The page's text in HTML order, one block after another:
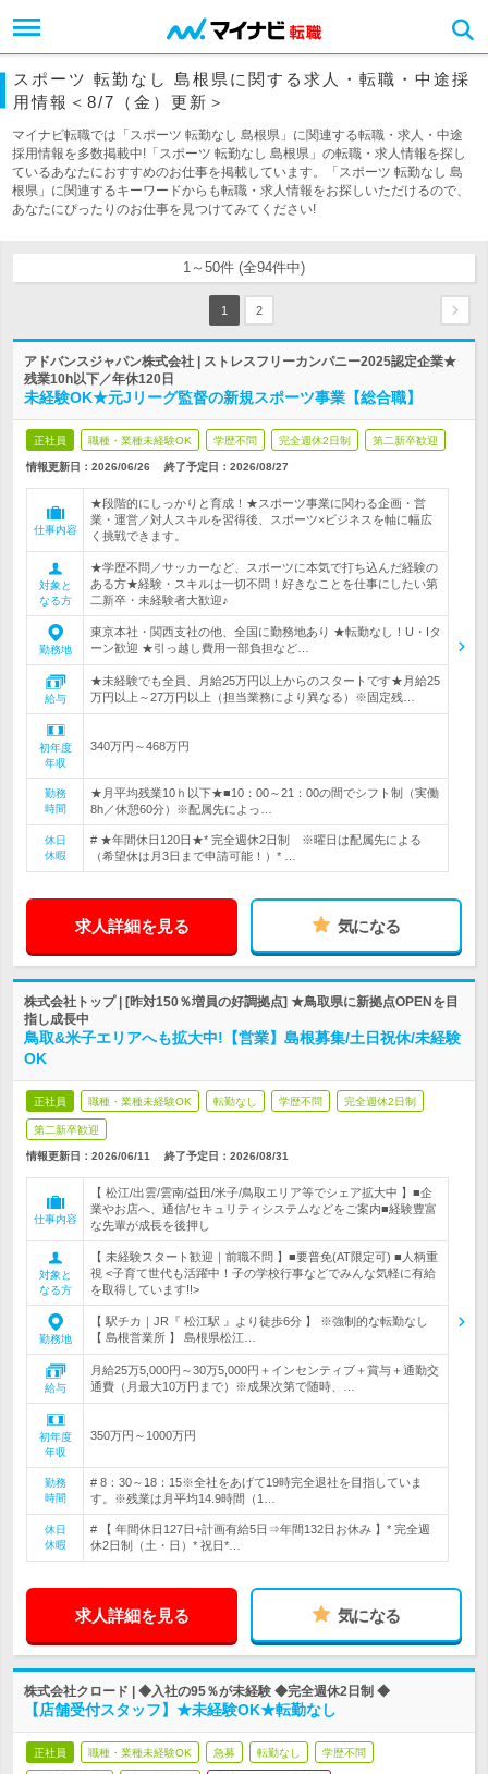
スポーツ 転勤なし 島根県に関する求人・転職・中途採
用情報＜8/7（金）更新＞
マイナビ転職では「スポーツ 転勤なし 島根県」に関連する転職・求人・中途
採用情報を多数掲載中!「スポーツ 転勤なし 島根県」の転職・求人情報を探し
ているあなたにおすすめのお仕事を掲載しています。「スポーツ 転勤なし 島
根県」に関連するキーワードからも転職・求人情報をお探しいただけるので、
あなたにぴったりのお仕事を見つけてみてください!
1～50件 (全94件中)
1 2
アドバンスジャパン株式会社 | ストレスフリーカンパニー2025認定企業★
残業10h以下／年休120日
未経験OK★元Jリーグ監督の新規スポーツ事業【総合職】
正社員 職種・業種未経験OK 学歴不問 完全週休2日制 第二新卒歓迎
情報更新日：2026/06/26 終了予定日： 2026/08/27
仕事内容
★段階的にしっかりと育成！★スポーツ事業に関わる企画・営
業・運営／対人スキルを習得後、スポーツ×ビジネスを軸に幅広
く挑戦できます。
対象と
なる方
★学歴不問／サッカーなど、スポーツに本気で打ち込んだ経験の
ある方★経験・スキルは一切不問！好きなことを仕事にしたい第
二新卒・未経験者大歓迎♪
勤務地
東京本社・関西支社の他、全国に勤務地あり ★転勤なし！U・Iタ
ーン歓迎 ★引っ越し費用一部負担など…
給与
★未経験でも全員、月給25万円以上からのスタートです★月給25
万円以上～27万円以上（担当業務により異なる）※固定残…
初年度
年収
340万円～468万円
勤務
時間
★月平均残業10ｈ以下★■10：00～21：00の間でシフト制（実働
8h／休憩60分）※配属先によっ…
休日
休暇
# ★年間休日120日★* 完全週休2日制 ※曜日は配属先による
（希望休は月3日まで申請可能！）* …
求人詳細を見る 気になる
株式会社トップ | [昨対150％増員の好調拠点] ★鳥取県に新拠点OPENを目
指し成長中
鳥取&米子エリアへも拡大中!【営業】島根募集/土日祝休/未経験
OK
正社員 職種・業種未経験OK 転勤なし 学歴不問 完全週休2日制
第二新卒歓迎
情報更新日：2026/06/11 終了予定日： 2026/08/31
仕事内容
【 松江/出雲/雲南/益田/米子/鳥取エリア等でシェア拡大中 】■企
業やお店へ、通信/セキュリティシステムなどをご案内■経験豊富
な先輩が成長を後押し
対象と
なる方
【 未経験スタート歓迎｜前職不問 】■要普免(AT限定可) ■人柄重
視 <子育て世代も活躍中！子の学校行事などでみんな気軽に有給
を取得しています!!>
勤務地
【 駅チカ｜JR『 松江駅 』より徒歩6分 】 ※強制的な転勤なし
【 島根営業所 】 島根県松江…
給与
月給25万5,000円～30万5,000円＋インセンティブ＋賞与＋通勤交
通費（月最大10万円まで）※成果次第で随時、…
初年度
年収
350万円～1000万円
勤務
時間
# 8：30～18：15※全社をあげて19時完全退社を目指していま
す。※残業は月平均14.9時間（1…
休日
休暇
# 【 年間休日127日+計画有給5日⇒年間132日お休み 】* 完全週
休2日制（土・日）* 祝日*…
求人詳細を見る 気になる
株式会社クロード | ◆入社の95％が未経験 ◆完全週休2日制 ◆
【店舗受付スタッフ】★未経験OK★転勤なし
正社員 職種・業種未経験OK 急募 転勤なし 学歴不問